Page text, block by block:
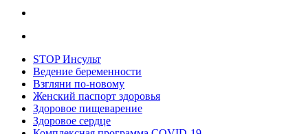
STOP Инсульт
Ведение беременности
Взгляни по-новому
Женский паспорт здоровья
Здоровое пищеварение
Здоровое сердце